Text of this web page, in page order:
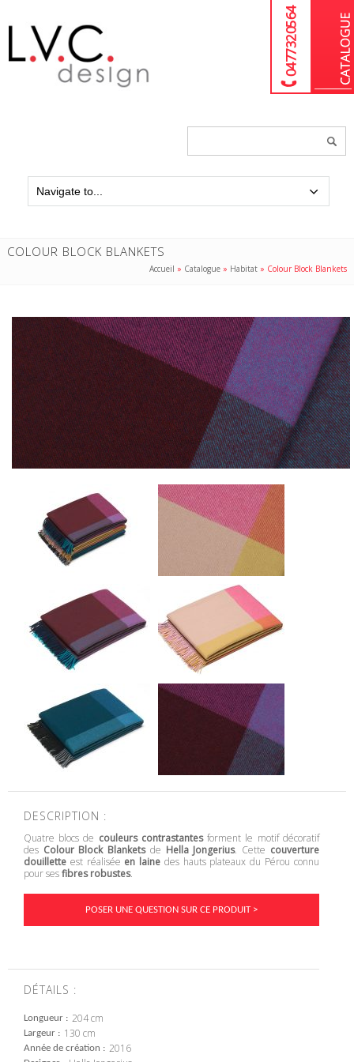
04 77 32 05 64
COLOUR BLOCK BLANKETS
Accueil » Catalogue » Habitat » Colour Block Blankets
DESCRIPTION :
Quatre blocs de couleurs contrastantesforment le motif décoratif
des Colour Block Blanketsde Hella Jongerius. Cette couverture
douillette est réalisée en laine des hauts plateaux du Pérou connu
pour sesfibres robustes.
POSER UNE QUESTION SUR CE PRODUIT >
DÉTAILS :
Longueur 204 cm
Largeur 130 cm
Année de création 2016